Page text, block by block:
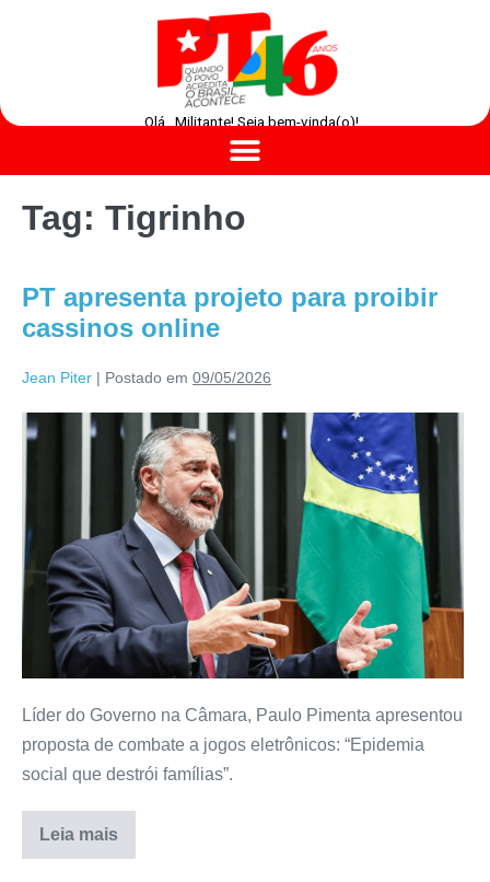
Olá , Militante! Seja bem-vinda(o)!
Tag: Tigrinho
PT apresenta projeto para proibir
cassinos online
Jean Piter | Postado em 09/05/2026
Líder do Governo na Câmara, Paulo Pimenta apresentou
proposta de combate a jogos eletrônicos: “Epidemia
social que destrói famílias”.
Leia mais